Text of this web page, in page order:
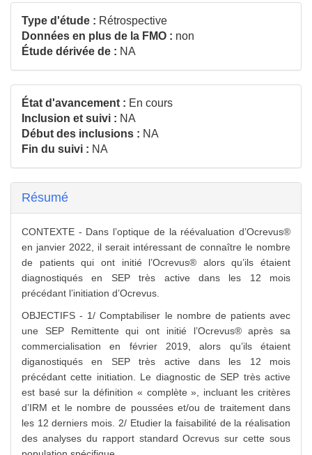
Type d'étude : Rétrospective
Données en plus de la FMO : non
Étude dérivée de : NA
État d'avancement : En cours
Inclusion et suivi : NA
Début des inclusions : NA
Fin du suivi : NA
Résumé
CONTEXTE - Dans l’optique de la réévaluation d’Ocrevus®
en janvier 2022, il serait intéressant de connaître le nombre
de patients qui ont initié l’Ocrevus® alors qu’ils étaient
diagnostiqués en SEP très active dans les 12 mois
précédant l’initiation d’Ocrevus.
OBJECTIFS - 1/ Comptabiliser le nombre de patients avec
une SEP Remittente qui ont initié l’Ocrevus® après sa
commercialisation en février 2019, alors qu’ils étaient
diganostiqués en SEP très active dans les 12 mois
précédant cette initiation. Le diagnostic de SEP très active
est basé sur la définition « complète », incluant les critères
d’IRM et le nombre de poussées et/ou de traitement dans
les 12 derniers mois. 2/ Etudier la faisabilité de la réalisation
des analyses du rapport standard Ocrevus sur cette sous